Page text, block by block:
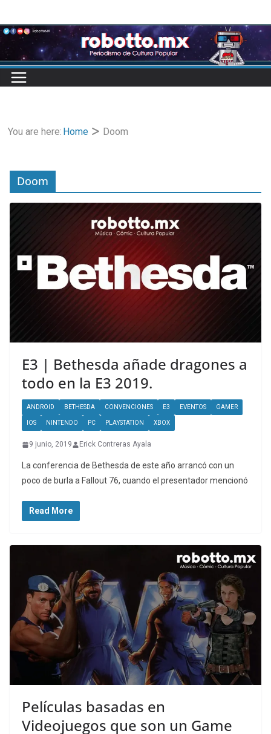
to
content
You are here: Home Doom
Doom
E3 | Bethesda añade dragones a
todo en la E3 2019.
ANDROID BETHESDA CONVENCIONES E3 EVENTOS GAMER
IOS NINTENDO PC PLAYSTATION XBOX
9 junio, 2019 Erick Contreras Ayala
La conferencia de Bethesda de este año arrancó con un
poco de burla a Fallout 76, cuando el presentador mencionó
Read More
Películas basadas en
Videojuegos que son un Game